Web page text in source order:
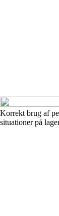
Korrekt brug af
situationer på